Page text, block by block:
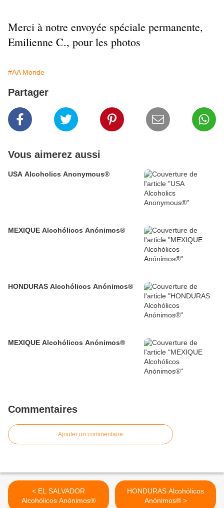
Merci à notre envoyée spéciale permanente,
Emilienne C., pour les photos
#AA Monde
Partager
Vous aimerez aussi
USA Alcoholics Anonymous®
MEXIQUE Alcohólicos Anónimos®
HONDURAS Alcohólicos Anónimos®
MEXIQUE Alcohólicos Anónimos®
Commentaires
Ajouter un commentaire
< EL SALVADOR
Alcohólicos Anónimos®
HONDURAS Alcohólicos
Anónimos® >